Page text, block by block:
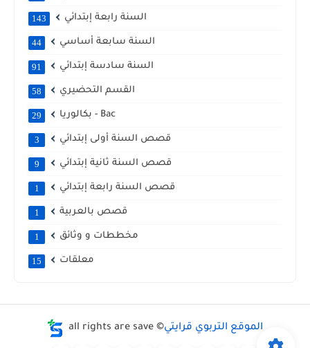
السنة رابعة إبتدائي 143
السنة سابعة أساسي 44
السنة سادسة إبتدائي 91
القسم التحضيري 58
بكالوريا - Bac 29
قصص السنة أولى إبتدائي 3
قصص السنة ثانية إبتدائي 9
قصص السنة رابعة إبتدائي 1
قصص بالعربية 1
مخططات و وثائق 1
معلقات 15
all rights are save ©الموقع التربوي قرايتي